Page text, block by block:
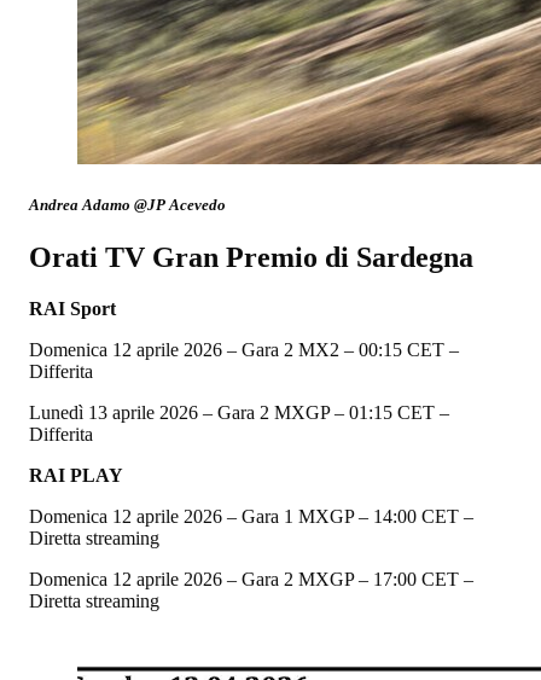
Andrea Adamo @JP Acevedo
Orati TV Gran Premio di Sardegna
RAI Sport
Domenica 12 aprile 2026 – Gara 2 MX2 – 00:15 CET –
Differita
Lunedì 13 aprile 2026 – Gara 2 MXGP – 01:15 CET –
Differita
RAI PLAY
Domenica 12 aprile 2026 – Gara 1 MXGP – 14:00 CET –
Diretta streaming
Domenica 12 aprile 2026 – Gara 2 MXGP – 17:00 CET –
Diretta streaming